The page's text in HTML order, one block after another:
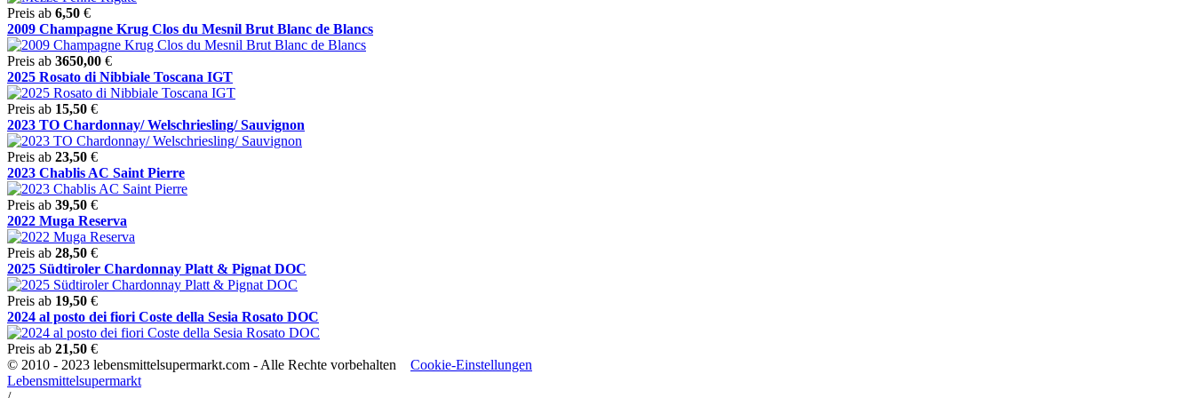
Preis ab 6,50 €
2009 Champagne Krug Clos du Mesnil Brut Blanc de Blancs
Preis ab 3650,00 €
2025 Rosato di Nibbiale Toscana IGT
Preis ab 15,50 €
2023 TO Chardonnay/ Welschriesling/ Sauvignon
Preis ab 23,50 €
2023 Chablis AC Saint Pierre
Preis ab 39,50 €
2022 Muga Reserva
Preis ab 28,50 €
2025 Südtiroler Chardonnay Platt & Pignat DOC
Preis ab 19,50 €
2024 al posto dei fiori Coste della Sesia Rosato DOC
Preis ab 21,50 €
© 2010 - 2023 lebensmittelsupermarkt.com - Alle Rechte vorbehalten Cookie-Einstellungen
Lebensmittelsupermarkt